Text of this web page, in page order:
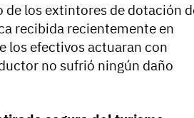
de los extintores de dotación
recibida recientemente en
los efectivos actuaran con
no sufrió ningún daño